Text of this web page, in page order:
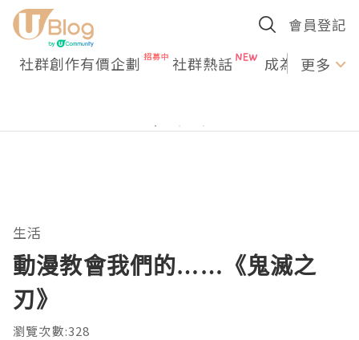
會員登記
社群創作有價企劃 社群熱話 成為U更多
生活
動漫教會我們的……《鬼滅之
刃》
瀏覽次數:328